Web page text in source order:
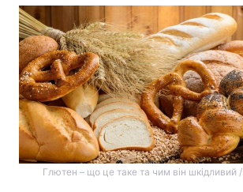
Глютен – що це таке та чим він шкідливий